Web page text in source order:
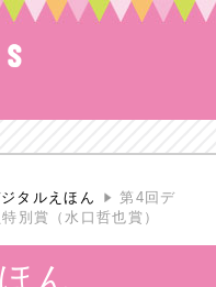
タルえほん
第4回デ
別賞（水口哲也賞）